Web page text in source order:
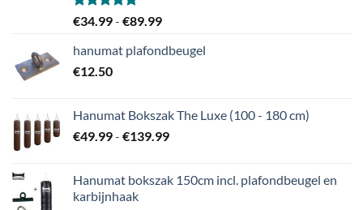
Gewaardeerd
€34.99- €89.99Prijsklasse:
tot
hanumat plafondbeugel
€12.50
Hanumat Bokszak The Luxe (100 - 180 cm)
€49.99- €139.99Prijsklasse:
€139.99
Hanumat bokszak 150cm incl. plafondbeugel en
karbijnhaak